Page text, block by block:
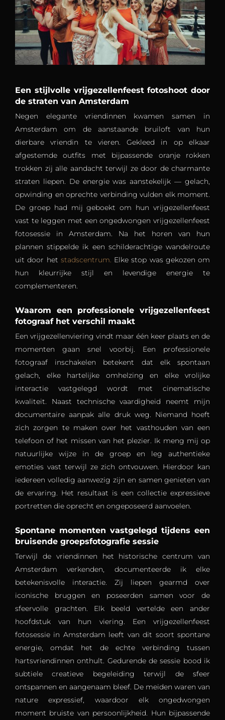
Een stijlvolle vrijgezellenfeest fotoshoot door
de straten van Amsterdam
Negen elegante vriendinnen kwamen samen in
Amsterdam om de aanstaande bruiloft van hun
dierbare vriendin te vieren. Gekleed in op elkaar
afgestemde outfits met bijpassende oranje rokken
trokken zij alle aandacht terwijl ze door de charmante
straten liepen. De energie was aanstekelijk — gelach,
opwinding en oprechte verbinding vulden elk moment.
De groep had mij geboekt om hun vrijgezellenfeest
vast te leggen met een ongedwongen vrijgezellenfeest
fotosessie in Amsterdam. Na het horen van hun
plannen stippelde ik een schilderachtige wandelroute
uit door het stadscentrum. Elke stop was gekozen om
hun kleurrijke stijl en levendige energie te
complementeren.
Waarom een professionele vrijgezellenfeest
fotograaf het verschil maakt
Een vrijgezellenviering vindt maar één keer plaats en de
momenten gaan snel voorbij. Een professionele
fotograaf inschakelen betekent dat elk spontaan
gelach, elke hartelijke omhelzing en elke vrolijke
interactie vastgelegd wordt met cinematische
kwaliteit. Naast technische vaardigheid neemt mijn
documentaire aanpak alle druk weg. Niemand hoeft
zich zorgen te maken over het vasthouden van een
telefoon of het missen van het plezier. Ik meng mij op
natuurlijke wijze in de groep en leg authentieke
emoties vast terwijl ze zich ontvouwen. Hierdoor kan
iedereen volledig aanwezig zijn en samen genieten van
de ervaring. Het resultaat is een collectie expressieve
portretten die oprecht en ongeposeerd aanvoelen.
Spontane momenten vastgelegd tijdens een
bruisende groepsfotografie sessie
Terwijl de vriendinnen het historische centrum van
Amsterdam verkenden, documenteerde ik elke
betekenisvolle interactie. Zij liepen gearmd over
iconische bruggen en poseerden samen voor de
sfeervolle grachten. Elk beeld vertelde een ander
hoofdstuk van hun viering. Een vrijgezellenfeest
fotosessie in Amsterdam leeft van dit soort spontane
energie, omdat het de echte verbinding tussen
hartsvriendinnen onthult. Gedurende de sessie bood ik
subtiele creatieve begeleiding terwijl de sfeer
ontspannen en aangenaam bleef. De meiden waren van
nature expressief, waardoor elk ongedwongen
moment bruiste van persoonlijkheid. Hun bijpassende